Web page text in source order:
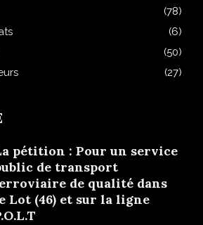
(78)
(6)
(50)
(27)
pétition : Pour un service
de transport
de qualité dans
Lot (46) et sur la ligne